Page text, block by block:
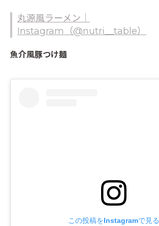
丸源風ラーメン｜
Instagram（@nutri__table）
魚介風豚つけ麺
この投稿をInstagramで見る